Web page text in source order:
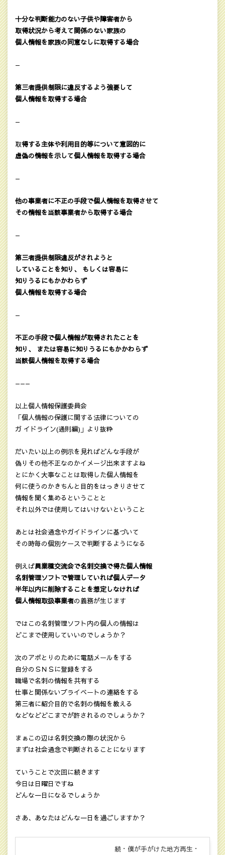
十分な判断能力のない子供や障害者から
取得状況から考えて関係のない家族の
個人情報を家族の同意なしに取得する場合
—
第三者提供制限に違反するよう強要して
個人情報を取得する場合
—
取得する主体や利用目的等について意図的に
虚偽の情報を示して個人情報を取得する場合
—
他の事業者に不正の手段で個人情報を取得させて
その情報を当該事業者から取得する場合
—
第三者提供制限違反がされようと
していることを知り、 もしくは容易に
知りうるにもかかわらず
個人情報を取得する場合
—
不正の手段で個人情報が取得されたことを
知り、 または容易に知りうるにもかかわらず
当該個人情報を取得する場合
———
以上個人情報保護委員会
「個人情報の保護に関する法律についての
ガ イドライン(通則編)」より抜粋
だいたい以上の例示を見ればどんな手段が
偽りその他不正なのかイメージ出来ますよね
とにかく大事なことは取得した個人情報を
何に使うのかきちんと目的をはっきりさせて
情報を聞く集めるということと
それ以外では使用してはいけないということ
あとは社会通念やガイドラインに基づいて
その時毎の個別ケースで判断するようになる
例えば異業種交流会で名刺交換で得た個人情報
名刺管理ソフトで管理していれば個人データ
半年以内に削除することを想定しなければ
個人情報取扱事業者の義務が生じます
ではこの名刺管理ソフト内の個人の情報は
どこまで使用していいのでしょうか？
次のアポとりのために電話メールをする
自分のＳＮＳに登録をする
職場で名刺の情報を共有する
仕事と関係ないプライベートの連絡をする
第三者に紹介目的で名刺の情報を教える
などなどどこまでが許されるのでしょうか？
まぁこの辺は名刺交換の際の状況から
まずは社会通念で判断されることになります
ていうことで次回に続きます
今日は日曜日ですね
どんな一日になるでしょうか
さあ、あなたはどんな一日を過ごしますか？
続・僕が手がけた地方再生・